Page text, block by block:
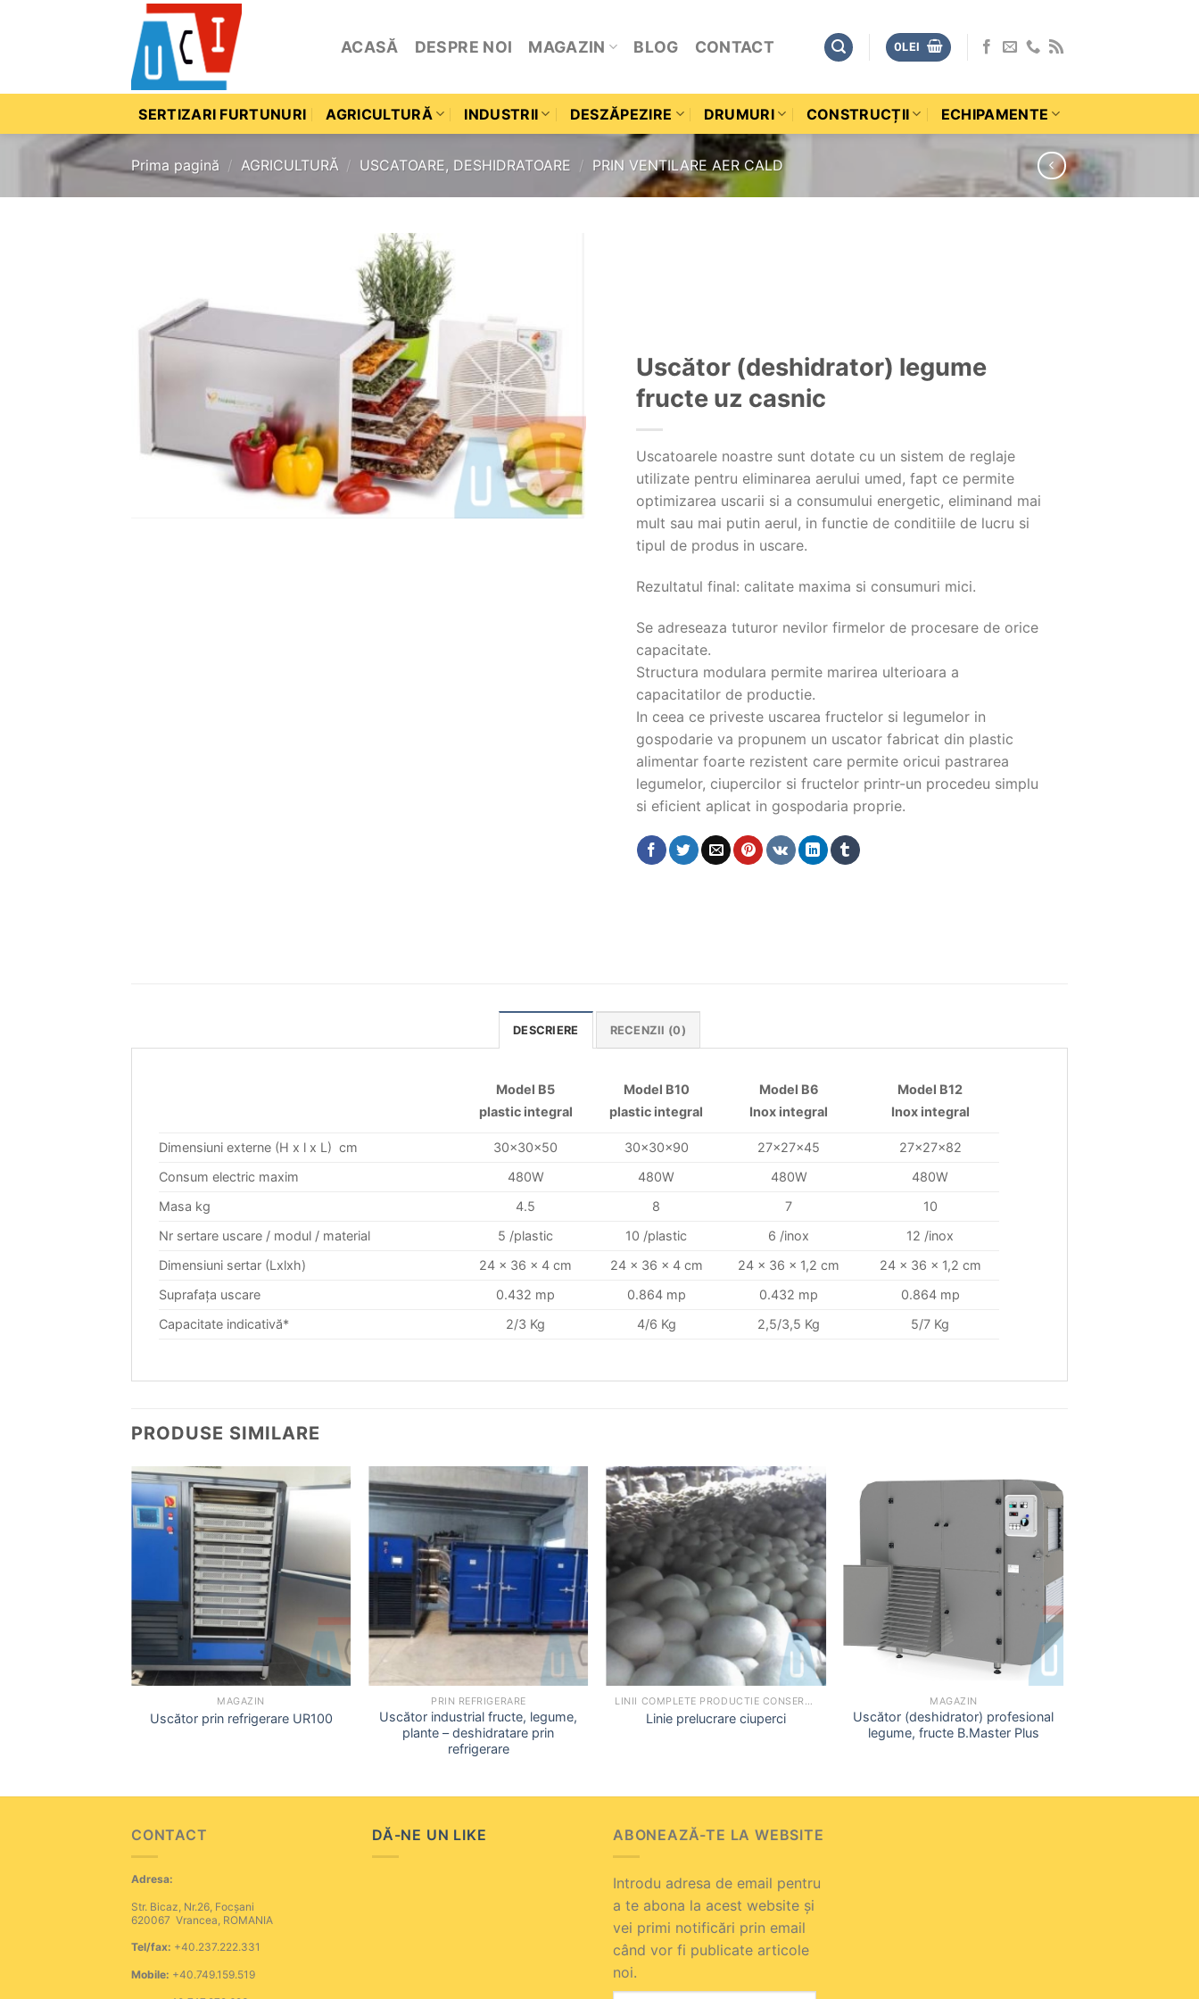
ACASĂ DESPRE NOI MAGAZIN BLOG CONTACT 0LEI
SERTIZARI FURTUNURI AGRICULTURĂ INDUSTRII DESZĂPEZIRE DRUMURI CONSTRUCȚII ECHIPAMENTE
Prima pagină / AGRICULTURĂ / USCATOARE, DESHIDRATOARE / PRIN VENTILARE AER CALD
wishlist
Uscător (deshidrator) legume
fructe uz casnic
Uscatoarele noastre sunt dotate cu un sistem de reglaje
utilizate pentru eliminarea aerului umed, fapt ce permite
optimizarea uscarii si a consumului energetic, eliminand mai
mult sau mai putin aerul, in functie de conditiile de lucru si
tipul de produs in uscare.
Rezultatul final: calitate maxima si consumuri mici.
Se adreseaza tuturor nevilor firmelor de procesare de orice
capacitate.
Structura modulara permite marirea ulterioara a
capacitatilor de productie.
In ceea ce priveste uscarea fructelor si legumelor in
gospodarie va propunem un uscator fabricat din plastic
alimentar foarte rezistent care permite oricui pastrarea
legumelor, ciupercilor si fructelor printr-un procedeu simplu
si eficient aplicat in gospodaria proprie.
DESCRIERE RECENZII (0)
Model B5
plastic integral
Model B10
plastic integral
Model B6
Inox integral
Model B12
Inox integral
Dimensiuni externe (H x l x L) cm 30x30x50 30x30x90 27x27x45
27x27x82
Consum electric maxim
480W 480W 480W
480W
Masa kg
4.5 8 7
10
Nr sertare uscare / modul / material
5 /plastic 10 /plastic 6 /inox
12 /inox
Dimensiuni sertar (Lxlxh)
24 x 36 x 4 cm 24 x 36 x 4 cm 24 x 36 x 1,2 cm
24 x 36 x 1,2 cm
Suprafaţa uscare
0.432 mp 0.864 mp 0.432 mp
0.864 mp
Capacitate indicativă*
2/3 Kg 4/6 Kg 2,5/3,5 Kg 5/7 Kg
PRODUSE SIMILARE
+
MAGAZIN
Uscător prin refrigerare UR100
Add to
wishlist
PRIN REFRIGERARE
Uscător industrial fructe, legume,
plante – deshidratare prin
refrigerare
Add to
wishlist
Linie prelucrare ciuperci
Add to
wishlist
MAGAZIN
Uscător (deshidrator) profesional
legume, fructe B.Master Plus
CONTACT
Adresa:
Str. Bicaz, Nr.26, Focșani
620067 Vrancea, ROMANIA
Tel/fax: +40.237.222.331
Mobile: +40.749.159.519
DĂ-NE UN LIKE ABONEAZĂ-TE LA WEBSITE
Introdu adresa de email pentru
a te abona la acest website și
vei primi notificări prin email
când vor fi publicate articole
noi.